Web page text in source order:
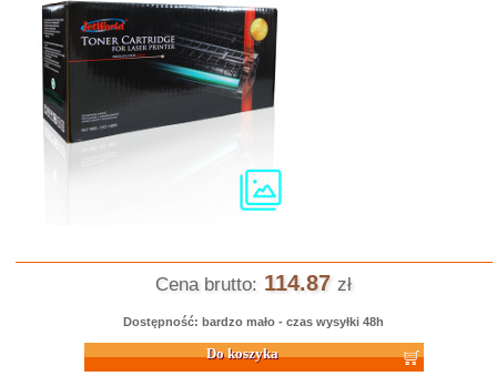
Cena brutto: 114.87 zł
Dostępność: bardzo mało - czas wysyłki 48h
Do koszyka